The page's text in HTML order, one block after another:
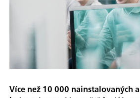
Více než 10 000 nainstalovaných